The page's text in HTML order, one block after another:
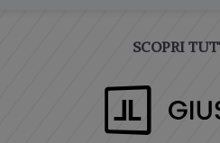
SCOPRI
i
SOCIETÀ E
I limiti